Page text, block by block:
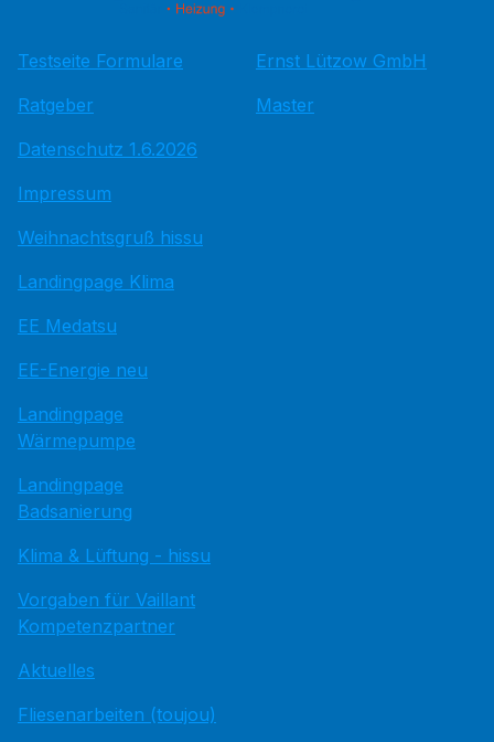
Testseite Formulare
Ratgeber
Datenschutz 1.6.2026
Impressum
Weihnachtsgruß hissu
Landingpage Klima
EE Medatsu
EE-Energie neu
Landingpage
Wärmepumpe
Landingpage
Badsanierung
Klima & Lüftung - hissu
Vorgaben für Vaillant
Kompetenzpartner
Aktuelles
Fliesenarbeiten (toujou)
Ernst Lützow GmbH
Master